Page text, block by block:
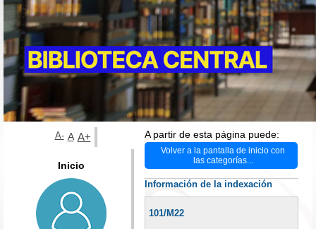
A partir de esta página puede:
Volver a la pantalla de inicio con
las categorías...
Información de la indexación
101/M22
A- A A+
Inicio